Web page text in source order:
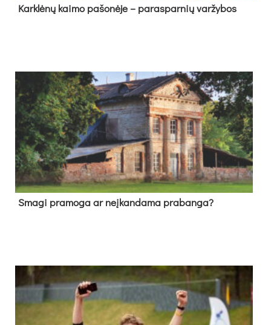
Kark­lė­nų kai­mo pa­šo­nė­je – pa­ras­par­nių var­žy­bos
Sma­gi pra­mo­ga ar neį­kan­da­ma pra­ban­ga?